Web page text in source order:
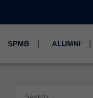
SPMB ALUMNI